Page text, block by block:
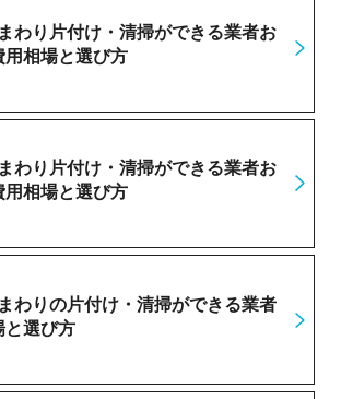
わり片付け・清掃ができる業者お
用相場と選び方
わり片付け・清掃ができる業者お
用相場と選び方
わりの片付け・清掃ができる業者
と選び方